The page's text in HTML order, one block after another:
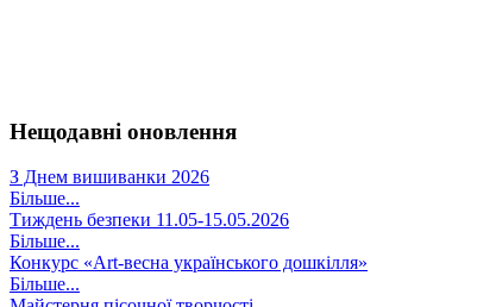
Нещодавні оновлення
З Днем вишиванки 2026
Більше...
Тиждень безпеки 11.05-15.05.2026
Більше...
Конкурс «Art-весна українського дошкілля»
Більше...